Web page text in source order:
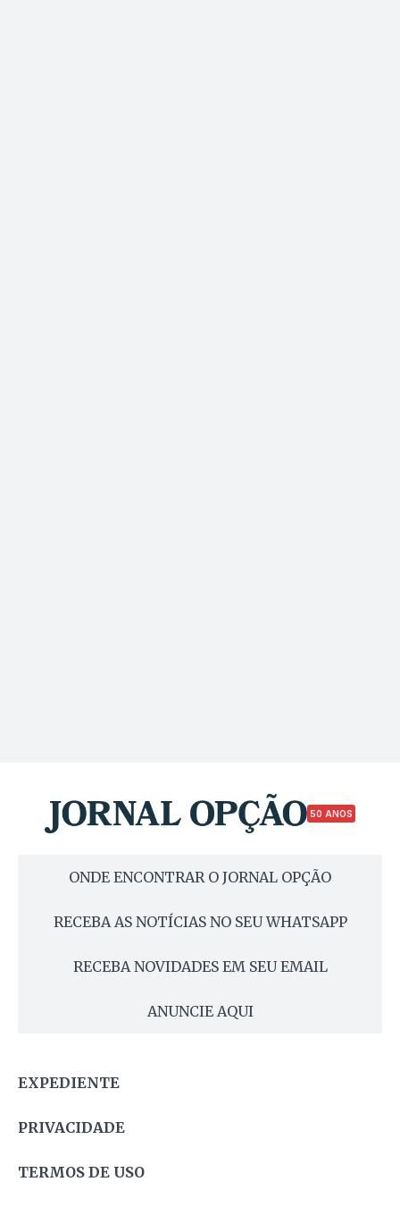
50 ANOS
ONDE ENCONTRAR O JORNAL OPÇÃO
RECEBA AS NOTÍCIAS NO SEU WHATSAPP
RECEBA NOVIDADES EM SEU EMAIL
ANUNCIE AQUI
EXPEDIENTE
PRIVACIDADE
TERMOS DE USO